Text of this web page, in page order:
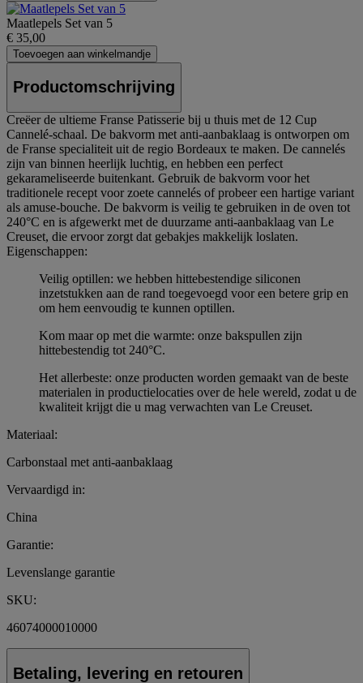
Maatlepels Set van 5
€ 35,00
Toevoegen aan winkelmandje
Productomschrijving
Creëer de ultieme Franse Patisserie bij u thuis met de 12 Cup
Cannelé-schaal. De bakvorm met anti-aanbaklaag is ontworpen om
de Franse specialiteit uit de regio Bordeaux te maken. De cannelés
zijn van binnen heerlijk luchtig, en hebben een perfect
gekarameliseerde buitenkant. Gebruik de bakvorm voor het
traditionele recept voor zoete cannelés of probeer een hartige variant
als amuse-bouche. De bakvorm is veilig te gebruiken in de oven tot
240°C en is afgewerkt met de duurzame anti-aanbaklaag van Le
Creuset, die ervoor zorgt dat gebakjes makkelijk loslaten.
Eigenschappen:
Veilig optillen: we hebben hittebestendige siliconen
inzetstukken aan de rand toegevoegd voor een betere grip en
om hem eenvoudig te kunnen optillen.
Kom maar op met die warmte: onze bakspullen zijn
hittebestendig tot 240°C.
Het allerbeste: onze producten worden gemaakt van de beste
materialen in productielocaties over de hele wereld, zodat u de
kwaliteit krijgt die u mag verwachten van Le Creuset.
Materiaal:
Carbonstaal met anti-aanbaklaag
Vervaardigd in:
China
Garantie:
Levenslange garantie
SKU:
46074000010000
Betaling, levering en retouren